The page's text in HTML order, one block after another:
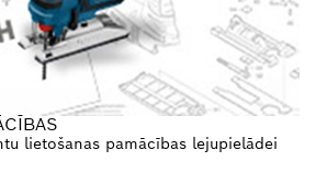
lietošanas pamācības lejupielādei